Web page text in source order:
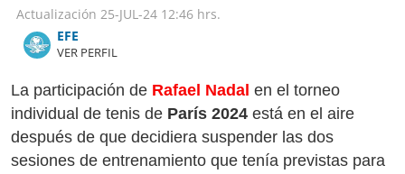
Actualización 25-JUL-24 12:46 hrs.
​​​​​​​EFE
VER PERFIL
La participación de Rafael Nadal en el torneo
individual de tenis de París 2024 está en el aire
después de que decidiera suspender las dos
sesiones de entrenamiento que tenía previstas para